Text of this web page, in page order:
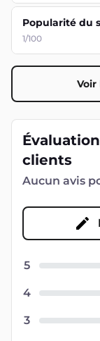
Popularité du
1/100
Voir
Évaluation
clients
Aucun avis
5
4
3